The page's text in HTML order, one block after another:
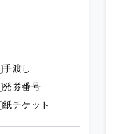
手渡し
発券番号
紙チケット